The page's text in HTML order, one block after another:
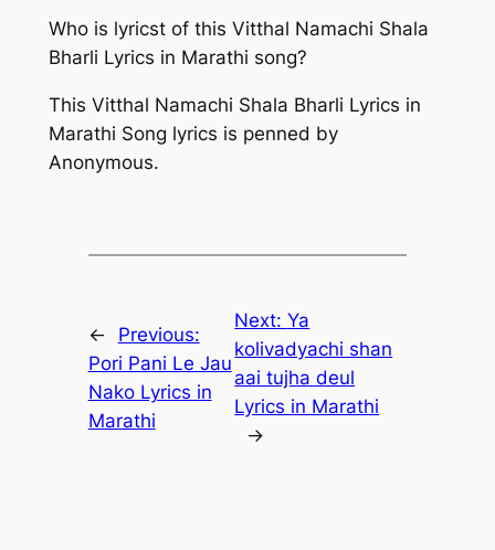
Who is lyricst of this Vitthal Namachi Shala
Bharli Lyrics in Marathi song?
This Vitthal Namachi Shala Bharli Lyrics in
Marathi Song lyrics is penned by
Anonymous.
←
Previous:
Pori Pani Le Jau
Nako Lyrics in
Marathi
Next:Ya
kolivadyachi shan
aai tujha deul
Lyrics in Marathi
→